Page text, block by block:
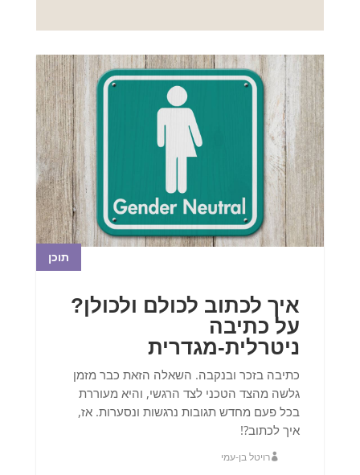
איך לכתוב לכולם ולכולן?
על כתיבה
ניטרלית-מגדרית
תוכן
כתיבה בזכר ובנקבה. השאלה הזאת כבר מזמן
גלשה מהצד הטכני לצד הרגשי, והיא מעוררת
בכל פעם מחדש תגובות נרגשות ונסערות. אז,
איך לכתוב?!‎
רויטל בן-עמי